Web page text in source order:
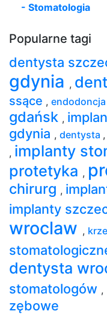
- Stomatologia
Popularne tagi
dentysta
gdynia ,
ssące , endodoncja
gdańsk ,
gdynia , dentysta ,
, implanty
protetyka ,
chirurg ,
implanty
wroclaw ,
dentysta
stomatologów ,
zębowe